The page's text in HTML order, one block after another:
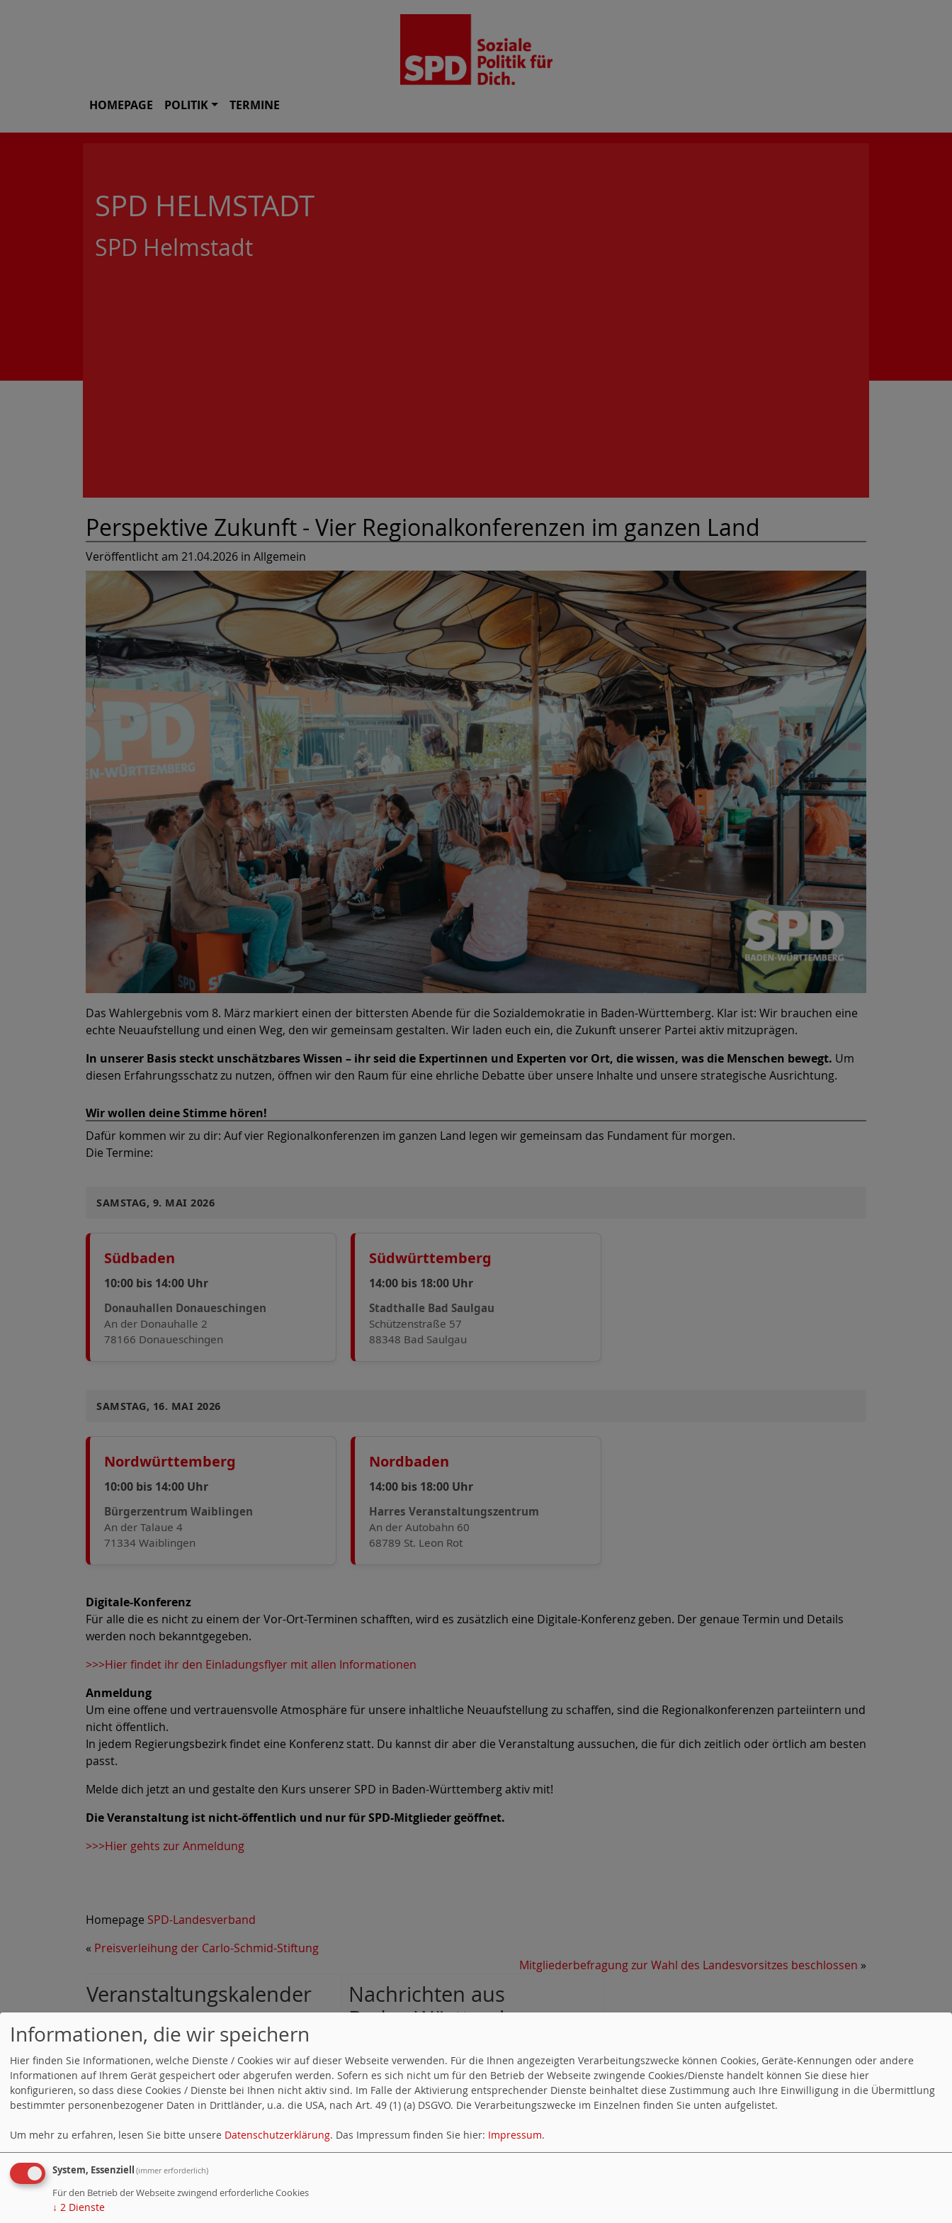
HOMEPAGE POLITIK TERMINE
SPD HELMSTADT
SPD Helmstadt
Perspektive Zukunft - Vier Regionalkonferenzen im ganzen Land
Veröffentlicht am 21.04.2026 in Allgemein
Das Wahlergebnis vom 8. März markiert einen der bittersten Abende für die Sozialdemokratie in Baden-Württemberg. Klar ist: Wir brauchen eine
echte Neuaufstellung und einen Weg, den wir gemeinsam gestalten. Wir laden euch ein, die Zukunft unserer Partei aktiv mitzuprägen.
In unserer Basis steckt unschätzbares Wissen – ihr seid die Expertinnen und Experten vor Ort, die wissen, was die Menschen bewegt. Um
diesen Erfahrungsschatz zu nutzen, öffnen wir den Raum für eine ehrliche Debatte über unsere Inhalte und unsere strategische Ausrichtung.
Wir wollen deine Stimme hören!
Dafür kommen wir zu dir: Auf vier Regionalkonferenzen im ganzen Land legen wir gemeinsam das Fundament für morgen.
Die Termine:
SAMSTAG, 9. MAI 2026
Südbaden
10:00 bis 14:00 Uhr
Donauhallen Donaueschingen
An der Donauhalle 2
78166 Donaueschingen
Südwürttemberg
14:00 bis 18:00 Uhr
Stadthalle Bad Saulgau
Schützenstraße 57
88348 Bad Saulgau
SAMSTAG, 16. MAI 2026
Nordwürttemberg
10:00 bis 14:00 Uhr
Bürgerzentrum Waiblingen
An der Talaue 4
71334 Waiblingen
Nordbaden
14:00 bis 18:00 Uhr
Harres Veranstaltungszentrum
An der Autobahn 60
68789 St. Leon Rot
Digitale-Konferenz
Für alle die es nicht zu einem der Vor-Ort-Terminen schafften, wird es zusätzlich eine Digitale-Konferenz geben. Der genaue Termin und Details
werden noch bekanntgegeben.
>>>Hier findet ihr den Einladungsflyer mit allen Informationen
Anmeldung
Um eine offene und vertrauensvolle Atmosphäre für unsere inhaltliche Neuaufstellung zu schaffen, sind die Regionalkonferenzen parteiintern und
nicht öffentlich.
In jedem Regierungsbezirk findet eine Konferenz statt. Du kannst dir aber die Veranstaltung aussuchen, die für dich zeitlich oder örtlich am besten
passt.
Melde dich jetzt an und gestalte den Kurs unserer SPD in Baden-Württemberg aktiv mit!
Die Veranstaltung ist nicht-öffentlich und nur für SPD-Mitglieder geöffnet.
>>>Hier gehts zur Anmeldung
Homepage SPD-Landesverband
« Preisverleihung der Carlo-Schmid-Stiftung
Mitgliederbefragung zur Wahl des Landesvorsitzes beschlossen »
Veranstaltungskalender
Alle Termine öffnen.
11.09.2026, 00:00 Uhr - 11.09.2026 Päsidium
19.09.2026, 09:00 Uhr - 12:00 Uhr
Landesvorstandsklausur
02.10.2026, 17:00 Uhr - 19:00 Uhr Präsidium
Alle Termine
Nachrichten aus
Baden.Württemberg
Die angeforderte Domain konnte auf
diesem Server nicht gefunden werden.
KeyHelp © 2026 by Keyweb AG
Informationen, die wir speichern
Hier finden Sie Informationen, welche Dienste / Cookies wir auf dieser Webseite verwenden. Für die Ihnen angezeigten Verarbeitungszwecke können Cookies, Geräte-Kennungen oder andere
Informationen auf Ihrem Gerät gespeichert oder abgerufen werden. Sofern es sich nicht um für den Betrieb der Webseite zwingende Cookies/Dienste handelt können Sie diese hier
konfigurieren, so dass diese Cookies / Dienste bei Ihnen nicht aktiv sind. Im Falle der Aktivierung entsprechender Dienste beinhaltet diese Zustimmung auch Ihre Einwilligung in die Übermittlung
bestimmter personenbezogener Daten in Drittländer, u.a. die USA, nach Art. 49 (1) (a) DSGVO. Die Verarbeitungszwecke im Einzelnen finden Sie unten aufgelistet.
Um mehr zu erfahren, lesen Sie bitte unsere Datenschutzerklärung. Das Impressum finden Sie hier: Impressum.
System, Essenziell (immer erforderlich)
Für den Betrieb der Webseite zwingend erforderliche Cookies
↓ 2 Dienste